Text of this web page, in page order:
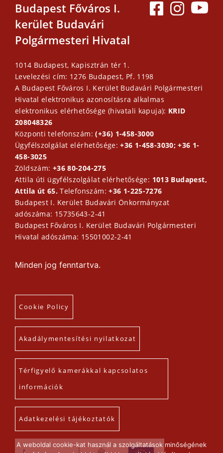
Budapest Főváros I.
kerület Budavári
Polgármesteri Hivatal
1014 Budapest, Kapisztrán tér 1.
Levelezési cím: 1276 Budapest, Pf. 1198
A Budapest Főváros I. Kerület Budavári Polgármesteri
Hivatal elektronikus azonosításra alkalmas
elektronikus elérhetősége (hivatali kapuja): KRID
208048326
Központi telefonszám:(+36) 1-458-3000
Ügyfélszolgálat elérhetősége:+36 1-458-3030; +36 1-
458-3025
Zöldszám: +36 80-204-275
Attila úti ügyfélszolgálat elérhetősége: 1013 Budapest,
Attila út 65.Telefonszám:+36 1-225-7276
Budapest I. Kerület Budavári Önkormányzat
adószáma: 15735643-2-41
Budapest Főváros I. Kerület Budavári Polgármesteri
Hivatal adószáma: 15501002-2-41
Minden jog fenntartva.
Cookie Policy
Akadálymentesítési nyilatkozat
Térfigyelő kamerákkal kapcsolatos
információk
Adatkezelési tájékoztatók
A weboldal cookie-kat használ a szolgáltatások minőségének